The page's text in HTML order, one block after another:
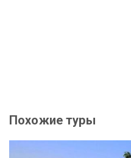
Похожие туры